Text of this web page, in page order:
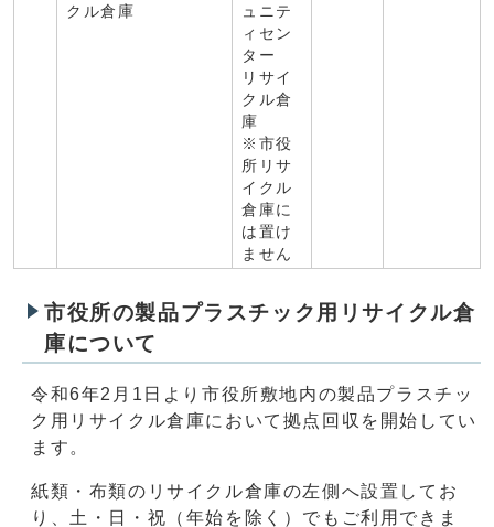
クル倉庫
ュニテ
ィセン
ター
リサイ
クル倉
庫
※市役
所リサ
イクル
倉庫に
は置け
ません
市役所の製品プラスチック用リサイクル倉
庫について
令和6年2月1日より市役所敷地内の製品プラスチッ
ク用リサイクル倉庫において拠点回収を開始してい
ます。
紙類・布類のリサイクル倉庫の左側へ設置してお
り、土・日・祝（年始を除く）でもご利用できま